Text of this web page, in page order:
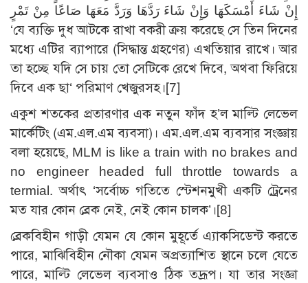
إِنْ شَاءَ أَمْسَكَهَا وَإِنْ شَاءَ رَدَّهَا وَرَدَّ مَعَهَا صَاعًا مِنْ تَمْرٍ
‘যে ব্যক্তি দুধ আটকে রাখা বকরী ক্রয় করেছে সে তিন দিনের
মধ্যে এটির ব্যাপারে (সিদ্ধান্ত গ্রহণের) এখতিয়ার রাখে। আর
তা হচ্ছে যদি সে চায় তো সেটিকে রেখে দিবে, অথবা ফিরিয়ে
দিবে এক ছা‘ পরিমাণ খেজুরসহ।[7]
একুশ শতকের প্রতারণার এক নতুন ফাঁদ হ’ল মাল্টি লেভেল
মার্কেটিং (এম.এল.এম ব্যবসা)। এম.এল.এম ব্যবসার সংজ্ঞায়
বলা হয়েছে, MLM is like a train with no brakes and
no engineer headed full throttle towards a
termial. অর্থাৎ ‘সর্বোচ্চ গতিতে স্টেশনমুখী একটি ট্রেনের
মত যার কোন ব্রেক নেই, নেই কোন চালক’।[8]
ব্রেকবিহীন গাড়ী যেমন যে কোন মুহূর্তে এ্যাকসিডেন্ট করতে
পারে, মাঝিবিহীন নৌকা যেমন অপ্রত্যাশিত স্থানে চলে যেতে
পারে, মাল্টি লেভেল ব্যবসাও ঠিক তদ্রূপ। যা তার সংজ্ঞা